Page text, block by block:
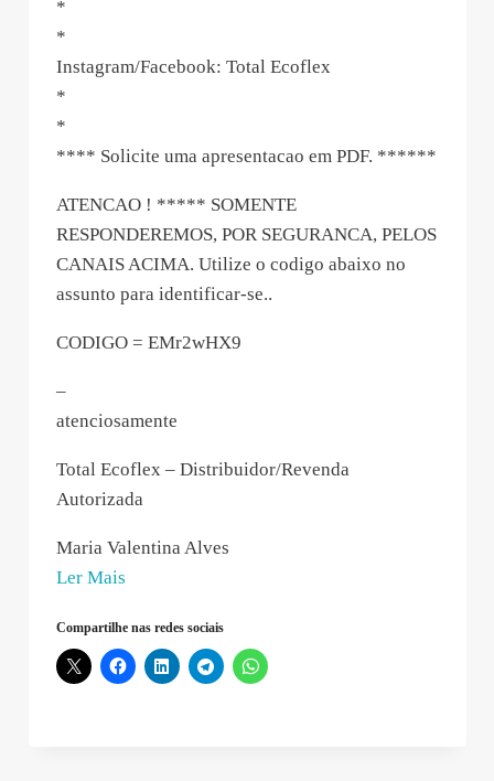
*
*
Instagram/Facebook: Total Ecoflex
*
*
**** Solicite uma apresentacao em PDF. ******
ATENCAO ! ***** SOMENTE
RESPONDEREMOS, POR SEGURANCA, PELOS
CANAIS ACIMA. Utilize o codigo abaixo no
assunto para identificar-se..
CODIGO = EMr2wHX9
–
atenciosamente
Total Ecoflex – Distribuidor/Revenda
Autorizada
Maria Valentina Alves
Ler Mais
–
2021-
Compartilhe nas redes sociais